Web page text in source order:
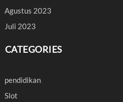
Agustus 2023
Juli 2023
CATEGORIES
pendidikan
Slot